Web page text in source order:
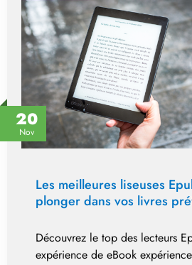
20
Nov
Les meilleures liseuses
plonger dans vos livres
Découvrez le top des lecteurs
expérience de eBook